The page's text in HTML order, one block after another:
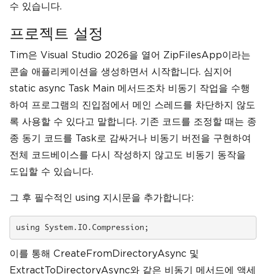
수 있습니다.
프로젝트 설정
Tim은 Visual Studio 2026을 열어 ZipFilesApp이라는
콘솔 애플리케이션을 생성하면서 시작합니다. 심지어
static async Task Main 메서드조차 비동기 작업을 수행
하여 프로그램의 진입점에서 메인 스레드를 차단하지 않도
록 사용할 수 있다고 말합니다. 기존 코드를 조정할 때는 종
종 동기 코드를 Task로 감싸거나 비동기 버전을 구현하여
전체 코드베이스를 다시 작성하지 않고도 비동기 동작을
도입할 수 있습니다.
그 후 필수적인 using 지시문을 추가합니다:
이를 통해 CreateFromDirectoryAsync 및
ExtractToDirectoryAsync와 같은 비동기 메서드에 액세